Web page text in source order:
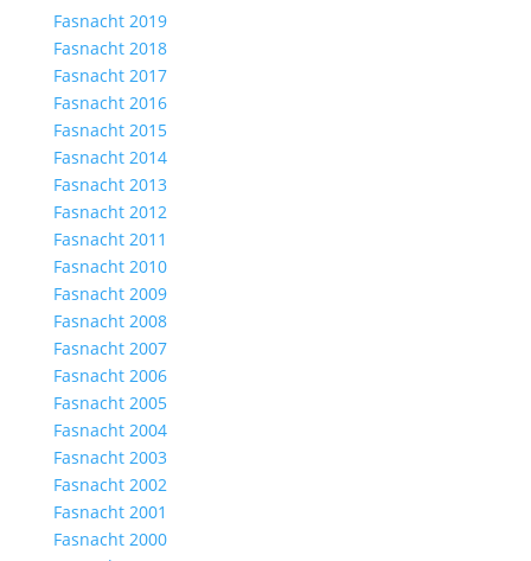
Fasnacht 2019
Fasnacht 2018
Fasnacht 2017
Fasnacht 2016
Fasnacht 2015
Fasnacht 2014
Fasnacht 2013
Fasnacht 2012
Fasnacht 2011
Fasnacht 2010
Fasnacht 2009
Fasnacht 2008
Fasnacht 2007
Fasnacht 2006
Fasnacht 2005
Fasnacht 2004
Fasnacht 2003
Fasnacht 2002
Fasnacht 2001
Fasnacht 2000